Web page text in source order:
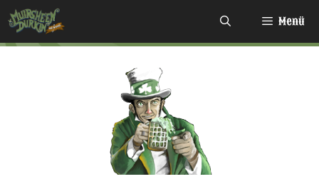
Zum
Inhalt
springen
Menü